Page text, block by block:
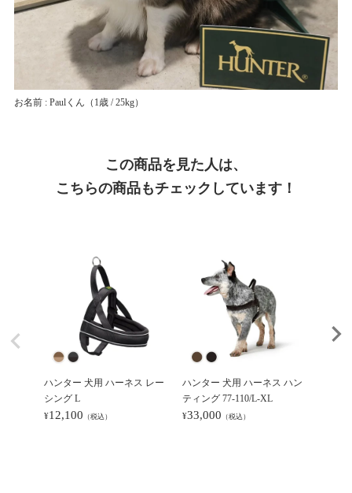
お名前 : Paulくん （1歳 / 25kg）
この商品を見た人は、
こちらの商品もチェックしています！
ハンター 犬用 ハーネス レー
シング L
¥12,100 （税込）
ハンター 犬用 ハーネス ハン
ティング 77-110/L-XL
¥33,000 （税込）